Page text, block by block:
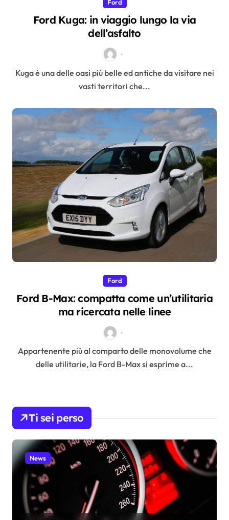
Ford
Ford Kuga: in viaggio lungo la via
dell’asfalto
Kuga è una delle oasi più belle ed antiche da visitare nei
vasti territori che...
Ford
Ford B-Max: compatta come un’utilitaria
ma ricercata nelle linee
Appartenente più al comparto delle monovolume che
delle utilitarie, la Ford B-Max si esprime a...
Ti sei perso
News